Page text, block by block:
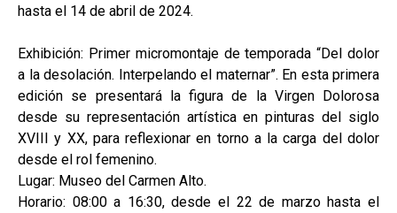
hasta el 14 de abril de 2024.
Exhibición: Primer micromontaje de temporada “Del dolor
a la desolación. Interpelando el maternar”. En esta primera
edición se presentará la figura de la Virgen Dolorosa
desde su representación artística en pinturas del siglo
XVIII y XX, para reflexionar en torno a la carga del dolor
desde el rol femenino.
Lugar: Museo del Carmen Alto.
Horario: 08:00 a 16:30, desde el 22 de marzo hasta el